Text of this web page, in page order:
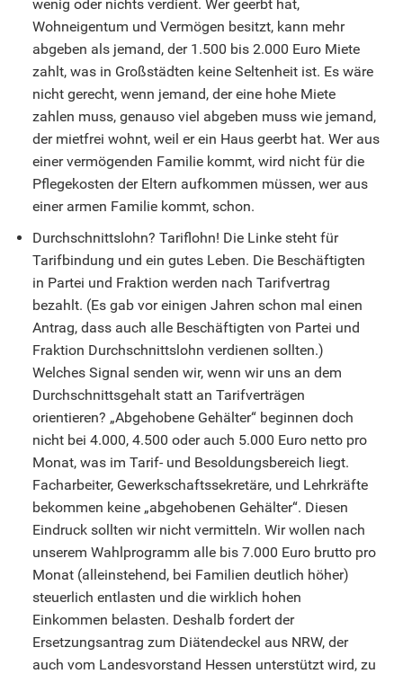
wenig oder nichts verdient. Wer geerbt hat,
Wohneigentum und Vermögen besitzt, kann mehr
abgeben als jemand, der 1.500 bis 2.000 Euro Miete
zahlt, was in Großstädten keine Seltenheit ist. Es wäre
nicht gerecht, wenn jemand, der eine hohe Miete
zahlen muss, genauso viel abgeben muss wie jemand,
der mietfrei wohnt, weil er ein Haus geerbt hat. Wer aus
einer vermögenden Familie kommt, wird nicht für die
Pflegekosten der Eltern aufkommen müssen, wer aus
einer armen Familie kommt, schon.
Durchschnittslohn? Tariflohn! Die Linke steht für
Tarifbindung und ein gutes Leben. Die Beschäftigten
in Partei und Fraktion werden nach Tarifvertrag
bezahlt. (Es gab vor einigen Jahren schon mal einen
Antrag, dass auch alle Beschäftigten von Partei und
Fraktion Durchschnittslohn verdienen sollten.)
Welches Signal senden wir, wenn wir uns an dem
Durchschnittsgehalt statt an Tarifverträgen
orientieren? „Abgehobene Gehälter“ beginnen doch
nicht bei 4.000, 4.500 oder auch 5.000 Euro netto pro
Monat, was im Tarif- und Besoldungsbereich liegt.
Facharbeiter, Gewerkschaftssekretäre, und Lehrkräfte
bekommen keine „abgehobenen Gehälter“. Diesen
Eindruck sollten wir nicht vermitteln. Wir wollen nach
unserem Wahlprogramm alle bis 7.000 Euro brutto pro
Monat (alleinstehend, bei Familien deutlich höher)
steuerlich entlasten und die wirklich hohen
Einkommen belasten. Deshalb fordert der
Ersetzungsantrag zum Diätendeckel aus NRW, der
auch vom Landesvorstand Hessen unterstützt wird, zu